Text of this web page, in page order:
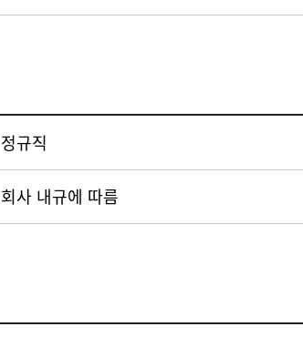
정규직
회사 내규에 따름